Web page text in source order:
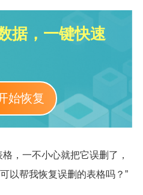
据，一键快速
始恢复
，一不小心就把它误删了，
以帮我恢复误删的表格吗？”